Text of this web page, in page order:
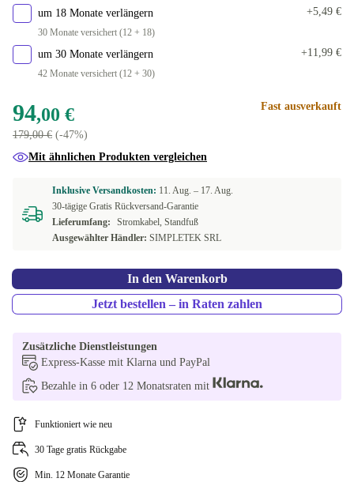
um 18 Monate verlängern
30 Monate versichert (12 + 18)
+5,49 €
um 30 Monate verlängern
42 Monate versichert (12 + 30)
+11,99 €
94,00 €
179,00 € (-47%)
Fast ausverkauft
Mit ähnlichen Produkten vergleichen
Inklusive Versandkosten: 11. Aug. – 17. Aug.
30-tägige Gratis Rückversand-Garantie
Lieferumfang:
Stromkabel, Standfuß
Ausgewählter Händler: SIMPLETEK SRL
In den Warenkorb
Jetzt bestellen – in Raten zahlen
Zusätzliche Dienstleistungen
Express-Kasse mit Klarna und PayPal
Bezahle in 6 oder 12 Monatsraten mit
Funktioniert wie neu
30 Tage gratis Rückgabe
Min. 12 Monate Garantie